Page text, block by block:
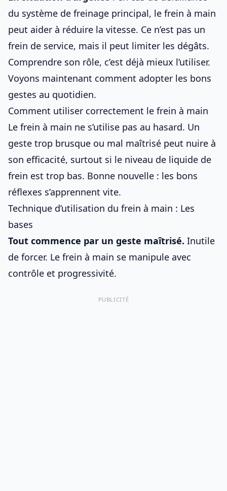
du système de freinage principal, le frein à main
peut aider à réduire la vitesse. Ce n’est pas un
frein de service, mais il peut limiter les dégâts.
Comprendre son rôle, c’est déjà mieux l’utiliser.
Voyons maintenant comment adopter les bons
gestes au quotidien.
Comment utiliser correctement le frein à main
Le frein à main ne s’utilise pas au hasard. Un
geste trop brusque ou mal maîtrisé peut nuire à
son efficacité, surtout si le niveau de liquide de
frein est trop bas. Bonne nouvelle : les bons
réflexes s’apprennent vite.
Technique d’utilisation du frein à main : Les
bases
Tout commence par un geste maîtrisé. Inutile
de forcer. Le frein à main se manipule avec
contrôle et progressivité.
PUBLICITÉ